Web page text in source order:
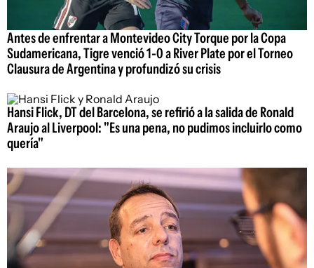
Antes de enfrentar a Montevideo City Torque por la Copa
Sudamericana, Tigre venció 1-0 a River Plate por el Torneo
Clausura de Argentina y profundizó su crisis
Hansi Flick, DT del Barcelona, se refirió a la salida de Ronald
Araujo al Liverpool: "Es una pena, no pudimos incluirlo como
quería"